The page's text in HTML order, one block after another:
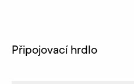
Připojovací hrdlo